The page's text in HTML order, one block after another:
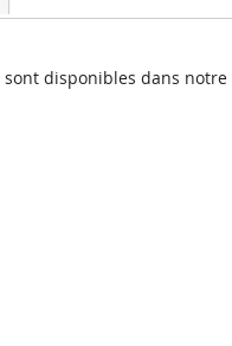
sont disponibles dans notre